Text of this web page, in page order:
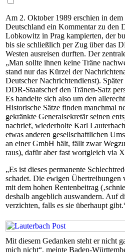
Am 2. Oktober 1989 erschien in
Deutschland ein Kommentar zu den
Lobkowitz in Prag kampierten, der
bis sie schließlich per Zug über das
Westen ausreisen durften. Der
„Man sollte ihnen keine Träne
stand nur das Kürzel der
Deutscher Nachrichtendienst). Später
DDR-Staat­schef den Trä­nen-Satz
Es handelte sich also um den
Historische Sätze finden manchmal
gekränkte Generalsekretär seinen
nachrief, wiederholte Karl
etwas anderen gesellschaftlichen
an einer GmbH hält, fällt zwar
raus), dafür aber fast wortgleich via
„Es ist dieses permanente
schadet. Die ewigen Übertreibungen
mit dem hohen Rentenbeitrag
deshalb angeblich auswandern. Auf
verzichten, falls es sie überhaupt
Mit diesem Gedanken steht er nicht
mich nicht“, meinte Baden-